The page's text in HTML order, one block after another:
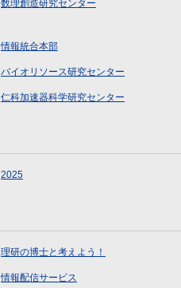
数理創造研究センター
情報統合本部
バイオリソース研究センター
仁科加速器科学研究センター
2025
理研の博士と考えよう！
情報配信サービス